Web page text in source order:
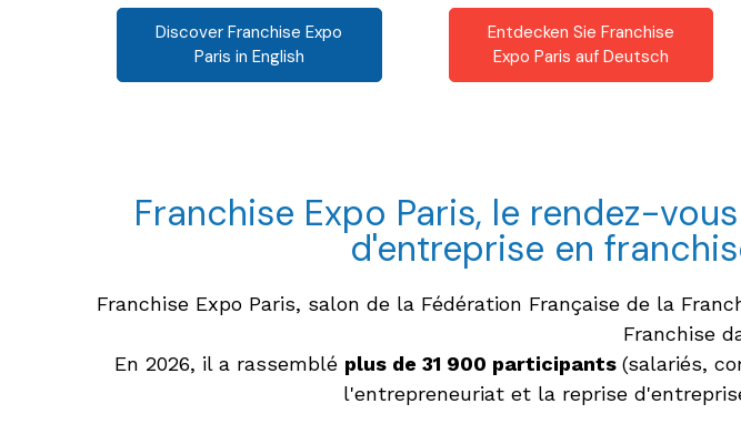
Discover Franchise Expo
Paris in English
Entdecken Sie Franchise
Expo Paris auf Deutsch
Franchise Expo Paris, le rendez-
d'entreprise en
Franchise Expo Paris, salon de la Fédération Française de la
Franchise
En 2026, il a rassemblé plus de 31 900 participants (salariés,
l'entrepreneuriat et la reprise